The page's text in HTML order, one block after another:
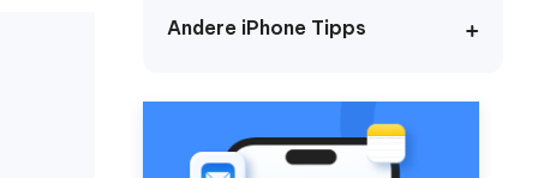
Andere iPhone Tipps